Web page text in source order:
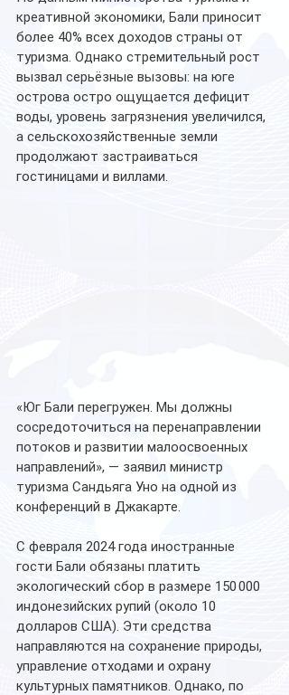
креативной экономики, Бали приносит
более 40% всех доходов страны от
туризма. Однако стремительный рост
вызвал серьёзные вызовы: на юге
острова остро ощущается дефицит
воды, уровень загрязнения увеличился,
а сельскохозяйственные земли
продолжают застраиваться
гостиницами и виллами.
«Юг Бали перегружен. Мы должны
сосредоточиться на перенаправлении
потоков и развитии малоосвоенных
направлений», — заявил министр
туризма Сандьяга Уно на одной из
конференций в Джакарте.
С февраля 2024 года иностранные
гости Бали обязаны платить
экологический сбор в размере 150 000
индонезийских рупий (около 10
долларов США). Эти средства
направляются на сохранение природы,
управление отходами и охрану
культурных памятников. Однако, по